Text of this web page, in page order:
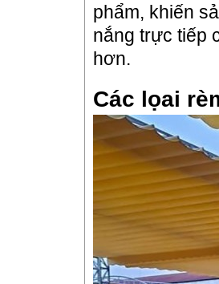
phẩm, khiến
nắng trực tiếp
hơn.
Các lọai